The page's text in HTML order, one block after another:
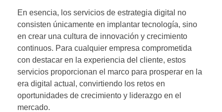
En esencia, los servicios de estrategia digital no
consisten únicamente en implantar tecnología, sino
en crear una cultura de innovación y crecimiento
continuos. Para cualquier empresa comprometida
con destacar en la experiencia del cliente, estos
servicios proporcionan el marco para prosperar en la
era digital actual, convirtiendo los retos en
oportunidades de crecimiento y liderazgo en el
mercado.